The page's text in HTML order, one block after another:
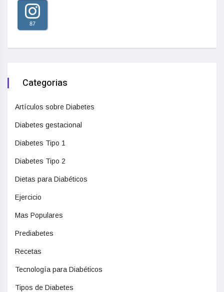
87
Categorias
Artículos sobre Diabetes
Diabetes gestacional
Diabetes Tipo 1
Diabetes Tipo 2
Dietas para Diabéticos
Ejercicio
Mas Populares
Prediabetes
Recetas
Tecnología para Diabéticos
Tipos de Diabetes